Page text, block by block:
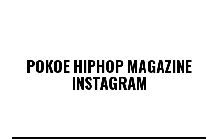
POKOE HIPHOP MAGAZINE
INSTAGRAM